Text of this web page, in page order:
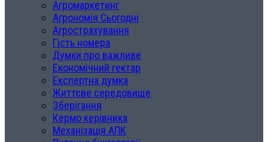
Агромаркетинг
Агрономія Сьогодні
Агрострахування
Гість номера
Думки про важливе
Економічний гектар
Експертна думка
Життєве середовище
Зберігання
Кермо керівника
Механізація АПК